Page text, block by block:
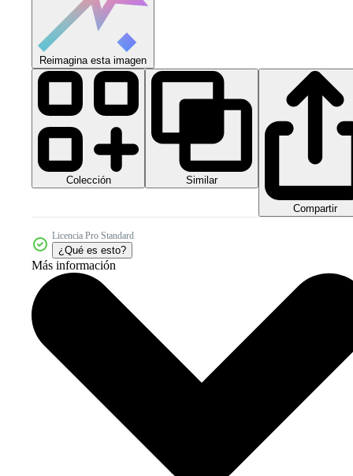
Reimagina esta imagen
Colección Similar
Compartir
Licencia Pro Standard
¿Qué es esto?
Más información